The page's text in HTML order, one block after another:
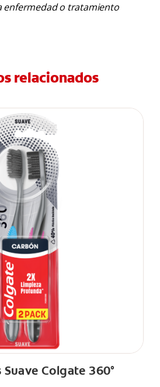
enfermedad o tratamiento
relacionados
Colgate 360°